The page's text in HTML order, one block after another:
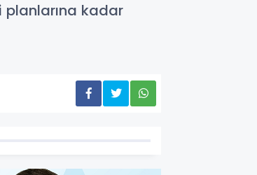
kadar